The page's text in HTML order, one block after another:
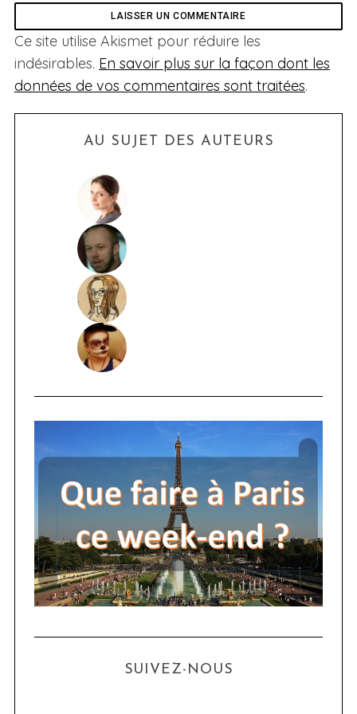
Ce site utilise Akismet pour réduire les
indésirables. En savoir plus sur la façon dont les
données de vos commentaires sont traitées.
AU SUJET DES AUTEURS
SUIVEZ-NOUS